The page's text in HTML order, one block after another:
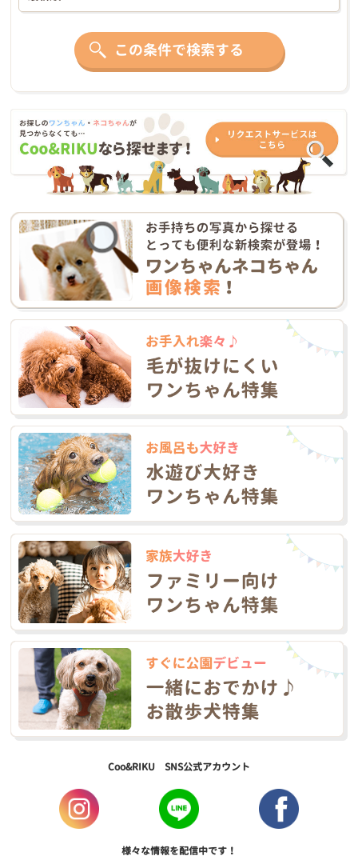
この条件で検索する
Coo&RIKU SNS公式アカウント
様々な情報を配信中です！